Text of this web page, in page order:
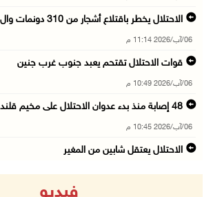
الاحتلال يخطر باقتلاع أشجار من 310 دونمات وال ...
06/آب/2026 11:14 م
قوات الاحتلال تقتحم يعبد جنوب غرب جنين
06/آب/2026 10:49 م
48 إصابة منذ بدء عدوان الاحتلال على مخيم قلند ...
06/آب/2026 10:45 م
الاحتلال يعتقل شابين من المغير
وزير الداخلية يبحث مع مكافحة المخدرات الدولي ...